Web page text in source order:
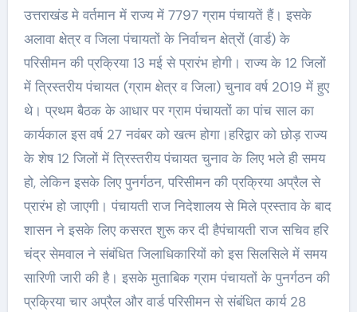
उत्तराखंड मे वर्तमान में राज्य में 7797 ग्राम पंचायतें हैं। इसके
अलावा क्षेत्र व जिला पंचायतों के निर्वाचन क्षेत्रों (वार्ड) के
परिसीमन की प्रक्रिया 13 मई से प्रारंभ होगी। राज्य के 12 जिलों
में त्रिस्तरीय पंचायत (ग्राम क्षेत्र व जिला) चुनाव वर्ष 2019 में हुए
थे। प्रथम बैठक के आधार पर ग्राम पंचायतों का पांच साल का
कार्यकाल इस वर्ष 27 नवंबर को खत्म होगा।हरिद्वार को छोड़ राज्य
के शेष 12 जिलों में त्रिस्तरीय पंचायत चुनाव के लिए भले ही समय
हो, लेकिन इसके लिए पुनर्गठन, परिसीमन की प्रक्रिया अप्रैल से
प्रारंभ हो जाएगी। पंचायती राज निदेशालय से मिले प्रस्ताव के बाद
शासन ने इसके लिए कसरत शुरू कर दी हैपंचायती राज सचिव हरि
चंद्र सेमवाल ने संबंधित जिलाधिकारियों को इस सिलसिले में समय
सारिणी जारी की है। इसके मुताबिक ग्राम पंचायतों के पुनर्गठन की
प्रक्रिया चार अप्रैल और वार्ड परिसीमन से संबंधित कार्य 28